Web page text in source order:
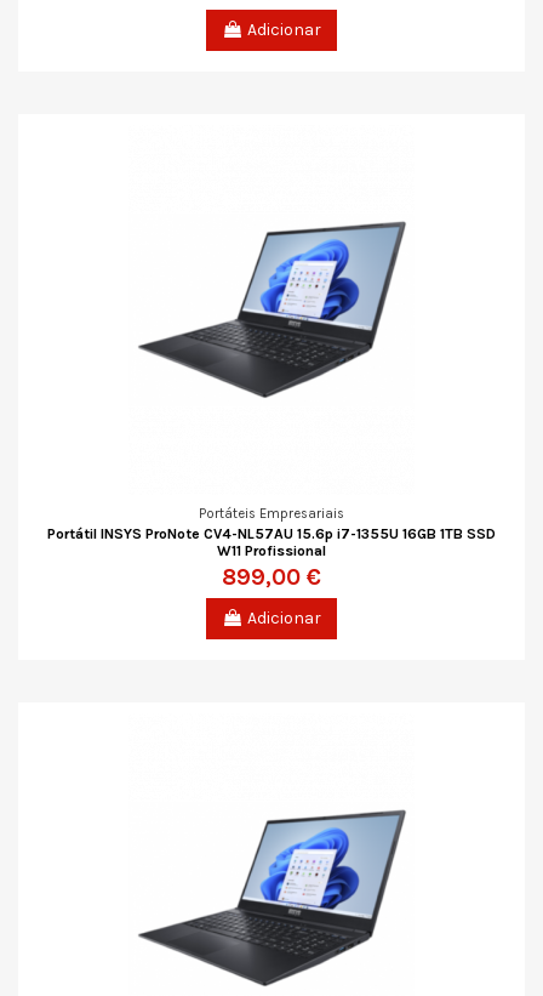
Adicionar
Portáteis Empresariais
Portátil INSYS ProNote CV4-NL57AU 15.6p i7-1355U 16GB 1TB SSD
W11 Profissional
899,00 €
Adicionar